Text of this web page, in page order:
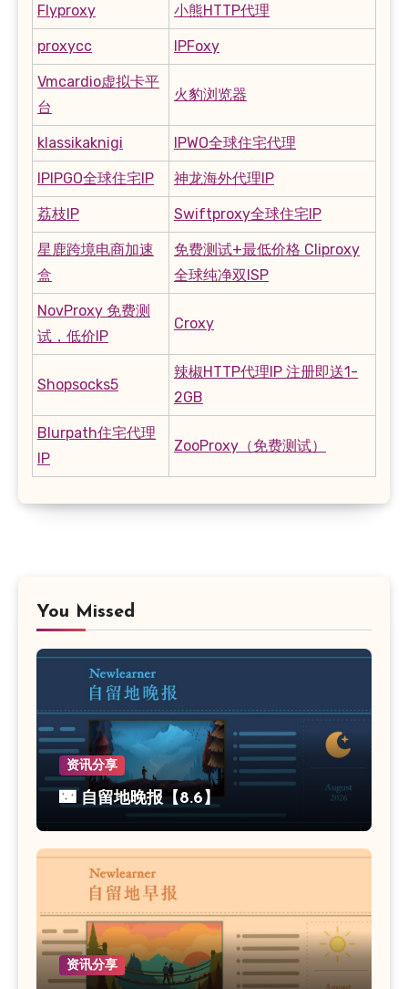
Flyproxy 小熊HTTP代理
proxycc IPFoxy
Vmcardio虚拟卡平
台
火豹浏览器
klassikaknigi IPWO全球住宅代理
IPIPGO全球住宅IP 神龙海外代理IP
荔枝IP Swiftproxy全球住宅IP
星鹿跨境电商加速
盒
免费测试+最低价格 Cliproxy
全球纯净双ISP
NovProxy 免费测
试，低价IP
Croxy
Shopsocks5
辣椒HTTP代理IP 注册即送1-
2GB
Blurpath住宅代理
IP
ZooProxy（免费测试）
You Missed
资讯分享
🌃 自留地晚报【8.6】
资讯分享